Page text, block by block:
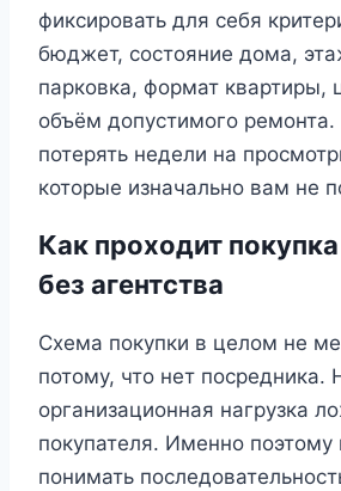
фиксировать для себя
бюджет, состояние дома,
парковка, формат квартиры,
объём допустимого ремонта.
потерять недели на
которые изначально вам не
Как проходит
без агентства
Схема покупки в целом не
потому, что нет посредника.
организационная нагрузка
покупателя. Именно
понимать